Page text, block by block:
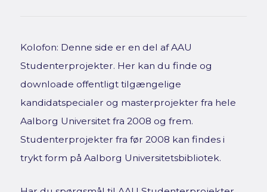
Kolofon: Denne side er en del af AAU
Studenterprojekter. Her kan du finde og
downloade offentligt tilgængelige
kandidatspecialer og masterprojekter fra hele
Aalborg Universitet fra 2008 og frem.
Studenterprojekter fra før 2008 kan findes i
trykt form på Aalborg Universitetsbibliotek.